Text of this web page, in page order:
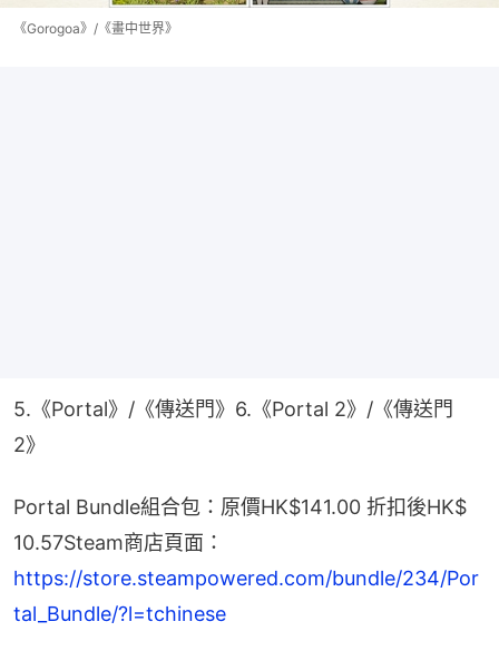
《Gorogoa》/《畫中世界》
5.《Portal》/《傳送門》6.《Portal 2》/《傳送門
2》
Portal Bundle組合包：原價HK$141.00 折扣後HK$
10.57Steam商店頁面：
https://store.steampowered.com/bundle/234/Por
tal_Bundle/?l=tchinese